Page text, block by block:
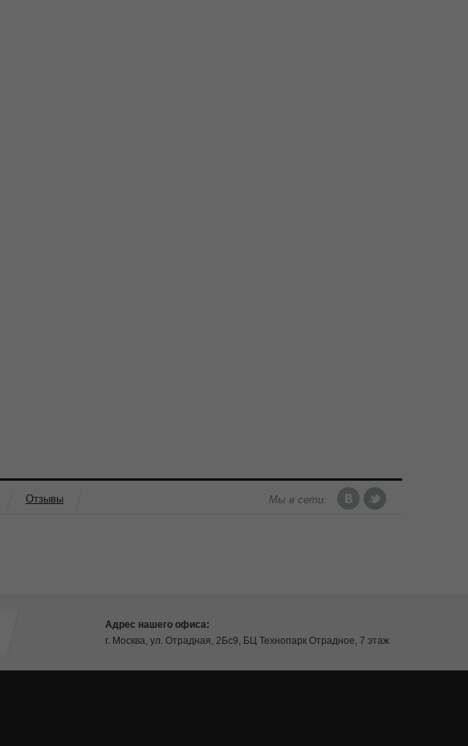
Отзывы Мы в сети:
Адрес нашего офиса:
г. Москва, ул. Отрадная, 2Бс9, БЦ Технопарк Отрадное, 7 этаж